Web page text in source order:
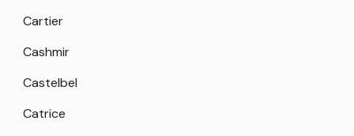
Cartier
Cashmir
Castelbel
Catrice